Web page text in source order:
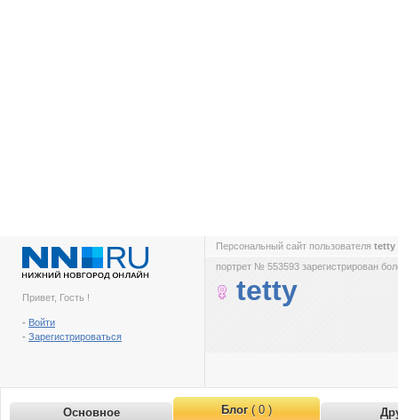
Привет, Гость !
- Войти
- Зарегистрироваться
Персональный сайт пользователя tetty
портрет № 553593 зарегистрирован
tetty
Основное Блог( 0 )